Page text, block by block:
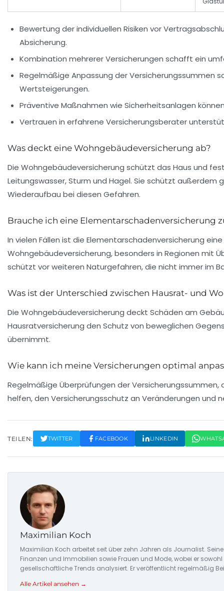
Bewertung der individuellen Risiken vor
Absicherung.
Kombination mehrerer Versicherungen schafft ein
Regelmäßige Anpassung der Versicherungssummen
Wertsteigerungen.
Präventive Maßnahmen wie Sicherheitsanlagen
Vertrauen in erfahrene Versicherungsberater
Was deckt eine Wohngebäudeversicherung ab?
Die Wohngebäudeversicherung schützt das Haus und
Leitungswasser, Sturm und Hagel. Sie schützt außerdem
Wiederaufbau bei diesen Gefahren.
Brauche ich eine Elementarschadenversicherung
In vielen Fällen ist die Elementarschadenversicherung
Wohngebäudeversicherung, besonders in Regionen mit
schützt vor weiteren Naturgefahren, die nicht immer im
Was ist der Unterschied zwischen Hausrat- und
Die Wohngebäudeversicherung deckt Schäden am
Hausratversicherung den Schutz von beweglichen
übernimmt.
Wie kann ich meine Versicherungen optimal
Regelmäßige Überprüfungen der Versicherungssummen,
helfen, den Versicherungsschutz an Veränderungen und
TEILEN: TWITTER FACEBOOK LINKEDIN
Maximilian Koch
Maximilian Koch arbeitet seit über zehn Jahren als Journalist.
Finanzen und Immobilien sowie Frauen und Mode, wobei er
gesellschaftliche Trends analysiert. Er veröffentlicht regelmäßig
Alle Artikel ansehen →